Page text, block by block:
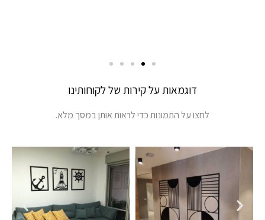
דוגמאות על קירות של לקוחותינו
לחצו על התמונות כדי לראות אותן במסך מלא.